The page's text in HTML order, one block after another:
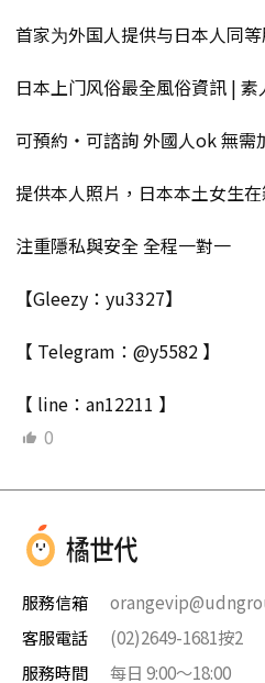
首家为外国人提供与日本人同
日本上门风俗最全風俗資訊 |
可預約・可諮詢 外國人ok 無需
提供本人照片，日本本土女生
注重隱私與安全 全程一對一
【Gleezy：yu3327】
【 Telegram：@y5582 】
【 line：an12211 】
0
服務信箱
客服電話
(02)2649-1681按2
服務時間
每日 9:00～18:00